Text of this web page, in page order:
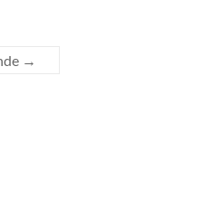
→